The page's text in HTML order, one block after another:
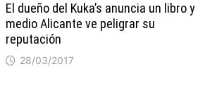
El dueño del Kuka’s anuncia un libro y
medio Alicante ve peligrar su
reputación
28/03/2017